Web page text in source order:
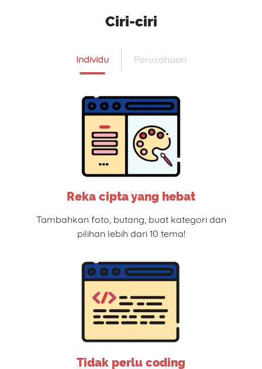
Ciri-ciri
Individu Perusahaan
Reka cipta yang hebat
Tambahkan foto, butang, buat kategori dan
pilihan lebih dari 10 tema!
Tidak perlu coding